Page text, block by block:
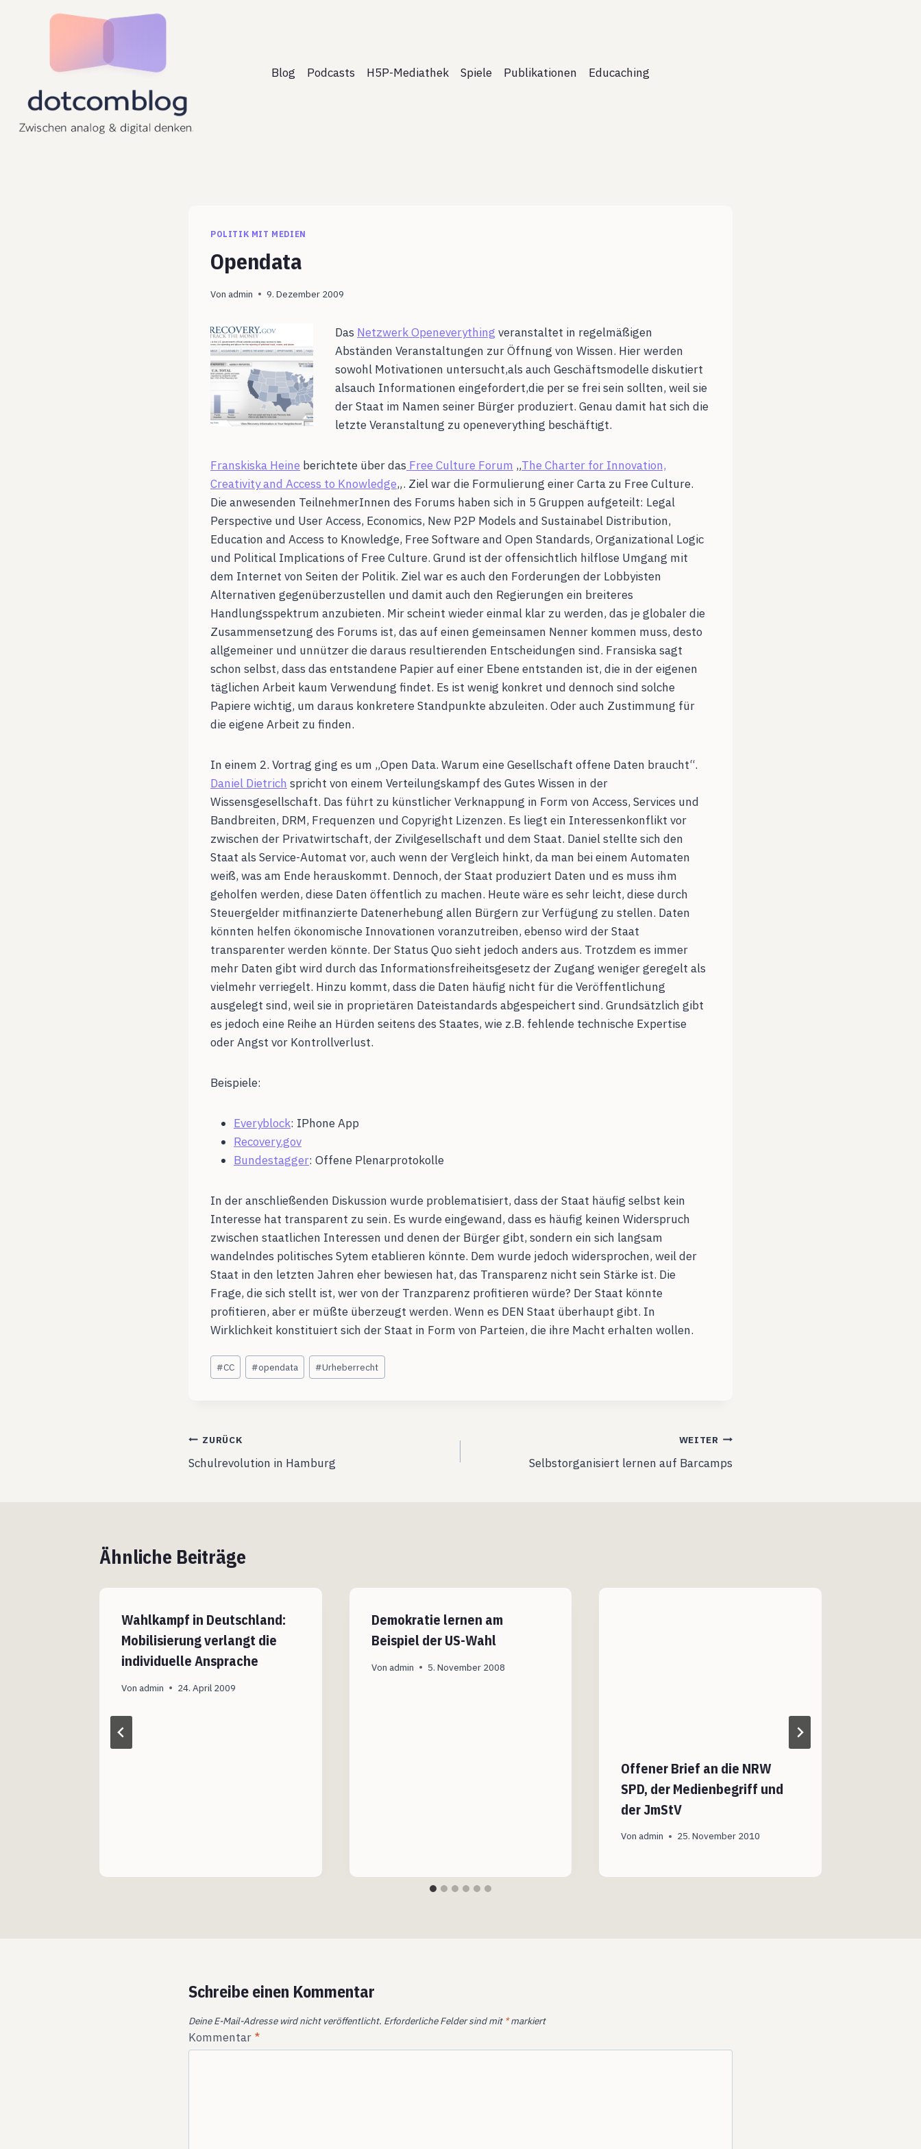
Blog
Podcasts H5P-Mediathek Spiele Publikationen Educaching
POLITIK MIT MEDIEN
Opendata
Von admin 9. Dezember 2009
Das Netzwerk Openeverything veranstaltet in regelmäßigen
Abständen Veranstaltungen zur Öffnung von Wissen. Hier werden
sowohl Motivationen untersucht,als auch Geschäftsmodelle diskutiert
alsauch Informationen eingefordert,die per se frei sein sollten, weil sie
der Staat im Namen seiner Bürger produziert. Genau damit hat sich die
letzte Veranstaltung zu openeverything beschäftigt.
Franskiska Heine berichtete über das Free Culture Forum „The Charter for Innovation,
Creativity and Access to Knowledge„. Ziel war die Formulierung einer Carta zu Free Culture.
Die anwesenden TeilnehmerInnen des Forums haben sich in 5 Gruppen aufgeteilt: Legal
Perspective und User Access, Economics, New P2P Models and Sustainabel Distribution,
Education and Access to Knowledge, Free Software and Open Standards, Organizational Logic
und Political Implications of Free Culture. Grund ist der offensichtlich hilflose Umgang mit
dem Internet von Seiten der Politik. Ziel war es auch den Forderungen der Lobbyisten
Alternativen gegenüberzustellen und damit auch den Regierungen ein breiteres
Handlungsspektrum anzubieten. Mir scheint wieder einmal klar zu werden, das je globaler die
Zusammensetzung des Forums ist, das auf einen gemeinsamen Nenner kommen muss, desto
allgemeiner und unnützer die daraus resultierenden Entscheidungen sind. Fransiska sagt
schon selbst, dass das entstandene Papier auf einer Ebene entstanden ist, die in der eigenen
täglichen Arbeit kaum Verwendung findet. Es ist wenig konkret und dennoch sind solche
Papiere wichtig, um daraus konkretere Standpunkte abzuleiten. Oder auch Zustimmung für
die eigene Arbeit zu finden.
In einem 2. Vortrag ging es um „Open Data. Warum eine Gesellschaft offene Daten braucht“.
Daniel Dietrich spricht von einem Verteilungskampf des Gutes Wissen in der
Wissensgesellschaft. Das führt zu künstlicher Verknappung in Form von Access, Services und
Bandbreiten, DRM, Frequenzen und Copyright Lizenzen. Es liegt ein Interessenkonflikt vor
zwischen der Privatwirtschaft, der Zivilgesellschaft und dem Staat. Daniel stellte sich den
Staat als Service-Automat vor, auch wenn der Vergleich hinkt, da man bei einem Automaten
weiß, was am Ende herauskommt. Dennoch, der Staat produziert Daten und es muss ihm
geholfen werden, diese Daten öffentlich zu machen. Heute wäre es sehr leicht, diese durch
Steuergelder mitfinanzierte Datenerhebung allen Bürgern zur Verfügung zu stellen. Daten
könnten helfen ökonomische Innovationen voranzutreiben, ebenso wird der Staat
transparenter werden könnte. Der Status Quo sieht jedoch anders aus. Trotzdem es immer
mehr Daten gibt wird durch das Informationsfreiheitsgesetz der Zugang weniger geregelt als
vielmehr verriegelt. Hinzu kommt, dass die Daten häufig nicht für die Veröffentlichung
ausgelegt sind, weil sie in proprietären Dateistandards abgespeichert sind. Grundsätzlich gibt
es jedoch eine Reihe an Hürden seitens des Staates, wie z.B. fehlende technische Expertise
oder Angst vor Kontrollverlust.
Beispiele:
Everyblock: IPhone App
Recovery.gov
Bundestagger: Offene Plenarprotokolle
In der anschließenden Diskussion wurde problematisiert, dass der Staat häufig selbst kein
Interesse hat transparent zu sein. Es wurde eingewand, dass es häufig keinen Widerspruch
zwischen staatlichen Interessen und denen der Bürger gibt, sondern ein sich langsam
wandelndes politisches Sytem etablieren könnte. Dem wurde jedoch widersprochen, weil der
Staat in den letzten Jahren eher bewiesen hat, das Transparenz nicht sein Stärke ist. Die
Frage, die sich stellt ist, wer von der Tranzparenz profitieren würde? Der Staat könnte
profitieren, aber er müßte überzeugt werden. Wenn es DEN Staat überhaupt gibt. In
Wirklichkeit konstituiert sich der Staat in Form von Parteien, die ihre Macht erhalten wollen.
Schlagworte:
#CC #opendata #Urheberrecht
Beitragsnavigation
ZURÜCK
Schulrevolution in Hamburg
WEITER
Selbstorganisiert lernen auf Barcamps
Ähnliche Beiträge
Wahlkampf in Deutschland:
Mobilisierung verlangt die
individuelle Ansprache
Von admin 24. April 2009
Demokratie lernen am
Beispiel der US-Wahl
Von admin 5. November 2008
Offener Brief an die NRW
SPD, der Medienbegriff und
der JmStV
Von admin 25. November 2010
Schreibe einen Kommentar
Deine E-Mail-Adresse wird nicht veröffentlicht. Erforderliche Felder sind mit *markiert
Kommentar *